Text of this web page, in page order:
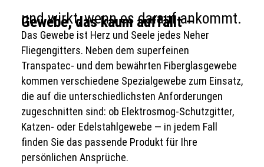
Gewebe, das kaum auffällt –
und wirkt, wenn es darauf ankommt.
Das Gewebe ist Herz und Seele jedes Neher
Fliegengitters. Neben dem superfeinen
Transpatec- und dem bewährten Fiberglasgewebe
kommen verschiedene Spezialgewebe zum Einsatz,
die auf die unterschiedlichsten Anforderungen
zugeschnitten sind: ob Elektrosmog-Schutzgitter,
Katzen- oder Edelstahlgewebe — in jedem Fall
finden Sie das passende Produkt für Ihre
persönlichen Ansprüche.